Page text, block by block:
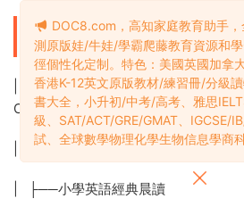
├──英語專項類教輔
| ├──2022年兒童實時新聞閱讀理解
Comprehension Pack
| ├──小升初英語時文閱讀
| ├──小學英語經典晨讀
DOC8.com，高知家庭教育助手
測原版娃/牛娃/學霸爬藤教育資源和
徑個性化定制。特色：美國英國加拿
香港K-12英文原版教材/練習冊/分級
書大全，小升初/中考/高考、雅思
級、SAT/ACT/GRE/GMAT、IGCSE/
試、全球數學物理化學生物信息學商